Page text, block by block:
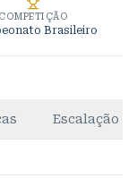
COMPETIÇÃO
Brasileiro
Escalação